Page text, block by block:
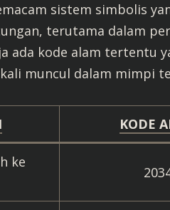
sistem simbolis
terutama dalam
ada kode alam tertentu
muncul dalam mimpi
KODE
ke